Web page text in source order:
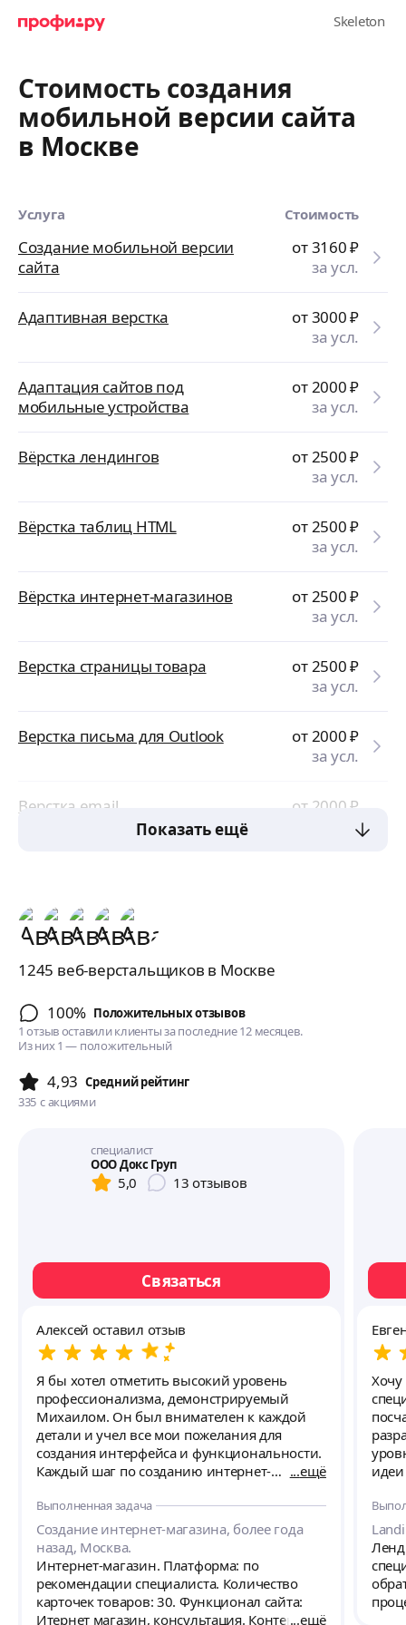
Стоимость создания
мобильной версии сайта
в Москве
Услуга Стоимость
Создание мобильной версии
сайта
от 3160₽
за усл.
Адаптивная верстка от 3000₽
за усл.
Адаптация сайтов под
мобильные устройства
от 2000₽
за усл.
Вёрстка лендингов от 2500₽
за усл.
Вёрстка таблиц HTML от 2500₽
за усл.
Вёрстка интернет-магазинов от 2500₽
за усл.
Верстка страницы товара от 2500₽
за усл.
Верстка письма для Outlook от 2000₽
за усл.
Верстка email от 2000₽
за усл.
Показать ещё
1245 веб-верстальщиков в Москве
100% Положительных отзывов
1 отзыв оставили клиенты за последние 12 месяцев.
Из них 1 — положительный
4,93 Cредний рейтинг
335 с акциями
специалист
ООО Докс Груп
5,0 13 отзывов
Связаться
Алексей оставил отзыв
Я бы хотел отметить высокий уровень
профессионализма, демонстрируемый
Михаилом. Он был внимателен к каждой
детали и учел все мои пожелания для
создания интерфейса и функциональности.
Каждый шаг по созданию интернет-
организован. За счет этого, процесс
разработки прошел гладко и быстро.
Благодаря умению находить оптимальные
решения, временные рамки были
соблюдены, а качество работы не страдало.
Оформление и дизайн интернет-магазина
превзошли мои ожидания. Благодаря
ещё
Выполненная задача
Создание интернет-магазина, более года
назад, Москва.
Интернет-магазин. Платформа: по
рекомендации специалиста. Количество
карточек товаров: 30. Функционал сайта:
Итернет магазин, консультация. Контентещё
Хочу
но и